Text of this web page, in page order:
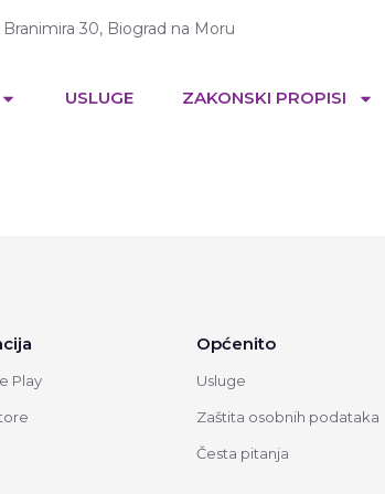
30, Biograd na Moru
USLUGE ZAKONSKI PROPISI
Play
Općenito
Usluge
Zaštita osobnih podataka
Česta pitanja